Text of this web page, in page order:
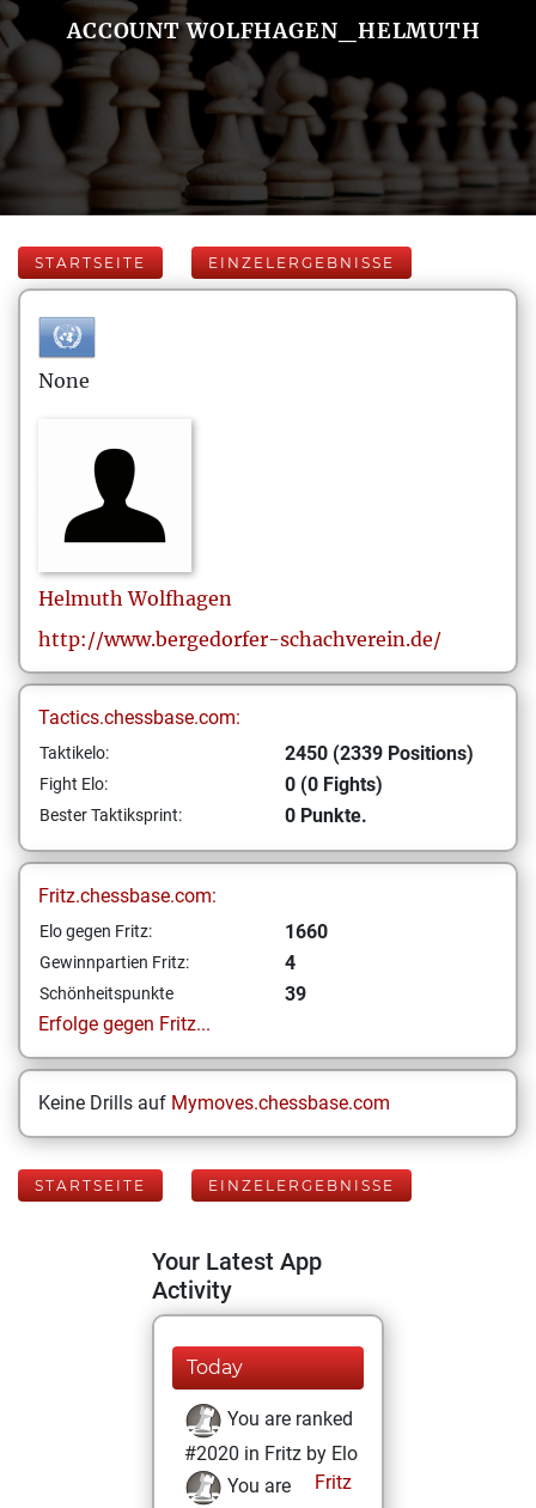
ACCOUNT WOLFHAGEN_HELMUTH
STARTSEITE EINZELERGEBNISSE
None
Helmuth Wolfhagen
http://www.bergedorfer-schachverein.de/
Tactics.chessbase.com:
Taktikelo: 2450 (2339 Positions)
Fight Elo: 0 (0 Fights)
Bester Taktiksprint: 0 Punkte.
Fritz.chessbase.com:
Elo gegen Fritz: 1660
Gewinnpartien Fritz: 4
Schönheitspunkte
39
Erfolge gegen Fritz...
Keine Drills auf Mymoves.chessbase.com
STARTSEITE EINZELERGEBNISSE
Your Latest App
Activity
Today
You are ranked
#2020 in Fritz by Elo
Fritz
You are